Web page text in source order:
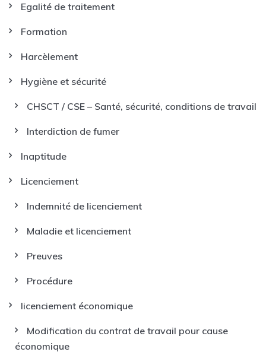
Egalité de traitement
Formation
Harcèlement
Hygiène et sécurité
CHSCT / CSE – Santé, sécurité, conditions de travail
Interdiction de fumer
Inaptitude
Licenciement
Indemnité de licenciement
Maladie et licenciement
Preuves
Procédure
licenciement économique
Modification du contrat de travail pour cause
économique